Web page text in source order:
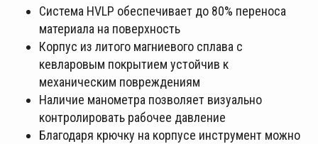
Система HVLP обеспечивает до 80% переноса
материала на поверхность
Корпус из литого магниевого сплава с
кевларовым покрытием устойчив к
механическим повреждениям
Наличие манометра позволяет визуально
контролировать рабочее давление
Благодаря крючку на корпусе инструмент можно